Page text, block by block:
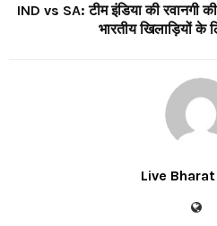
IND vs SA: टीम इंडिया की रवानगी
भारतीय खिलाड़ियों के
Live